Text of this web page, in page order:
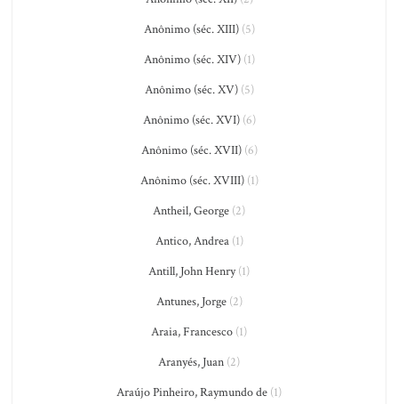
Anônimo (séc. XIII)(5)
Anônimo (séc. XIV)(1)
Anônimo (séc. XV)(5)
Anônimo (séc. XVI)(6)
Anônimo (séc. XVII)(6)
Anônimo (séc. XVIII)(1)
Antheil, George (2)
Antico, Andrea(1)
Antill, John Henry(1)
Antunes, Jorge(2)
Araia, Francesco (1)
Aranyés, Juan (2)
Araújo Pinheiro, Raymundo de (1)